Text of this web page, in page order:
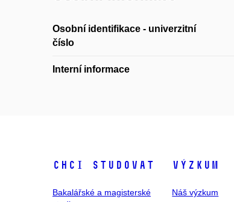
Osobní identifikace - univerzitní
číslo
Interní informace
Chci studovat
Bakalářské a magisterské
Výzkum
Náš výzkum